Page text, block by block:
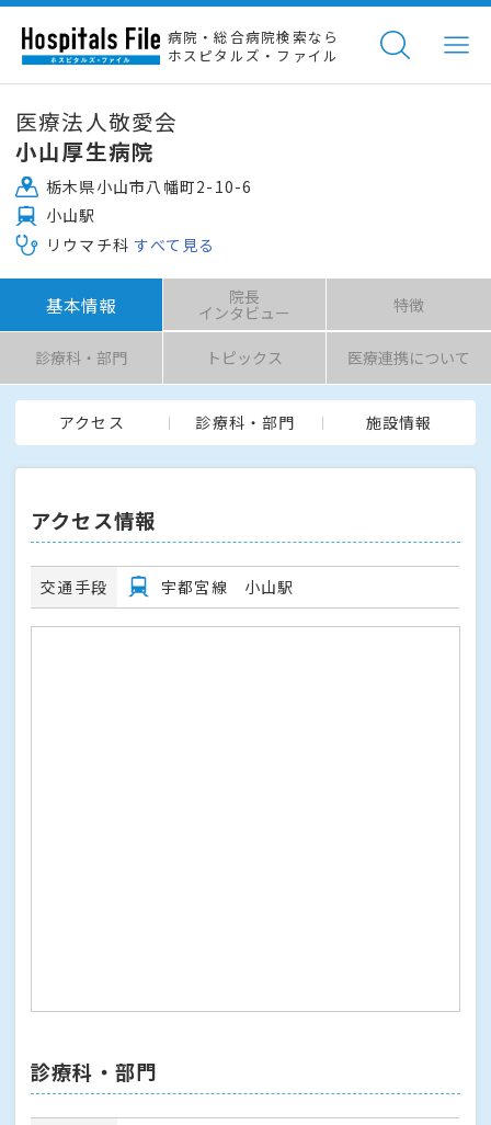
病院・総合病院検索なら
ホスピタルズ・ファイル
医療法人敬愛会
小山厚生病院
栃木県小山市八幡町2-10-6
小山駅
リウマチ科 すべて見る
基本情報 院長
インタビュー 特徴
診療科・部門 トピックス 医療連携について
アクセス 診療科・部門 施設情報
アクセス情報
交通手段 宇都宮線 小山駅
診療科・部門